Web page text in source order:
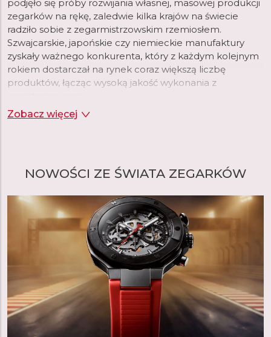
podjęło się próby rozwijania własnej, masowej produkcji
zegarków na rękę, zaledwie kilka krajów na świecie
radziło sobie z zegarmistrzowskim rzemiosłem.
Szwajcarskie, japońskie czy niemieckie manufaktury
zyskały ważnego konkurenta, który z każdym kolejnym
rokiem dostarczał na rynek coraz większą liczbę
produktów, łącząc wysoką jakość wykonania z
Do lat 90. ubiegłego wieku, produkowane przez Prim
zagranicznych marek trwał do 2008 roku, kiedy to
hodinarska, która stała się jedną z największych i
najważniejszych manufaktur zegarmistrzowskich w
Europie.
Zobacz więcej
NOWOŚCI ZE ŚWIATA ZEGARKÓW